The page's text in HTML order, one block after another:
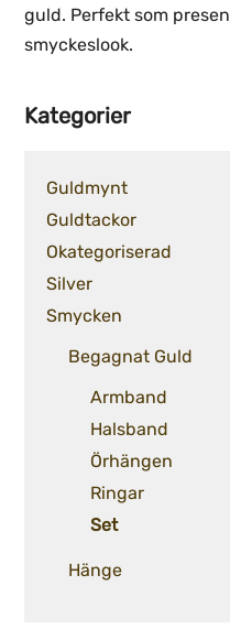
guld. Perfekt som
smyckeslook.
Kategorier
Guldmynt
Guldtackor
Okategoriserad
Silver
Smycken
Begagnat Guld
Armband
Halsband
Örhängen
Ringar
Set
Hänge